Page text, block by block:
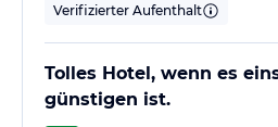
Verifizierter Aufenthalt
Tolles Hotel, wenn es
günstigen ist.